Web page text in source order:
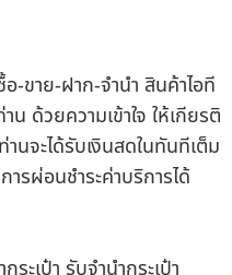
-ขาย-ฝาก-จำนำ สินค้าไอที
น ด้วยความเข้าใจ ให้เกียรติ
นจะได้รับเงินสดในทันทีเต็ม
รผ่อนชำระค่าบริการได้
ะเป๋า รับจำนำกระเป๋า